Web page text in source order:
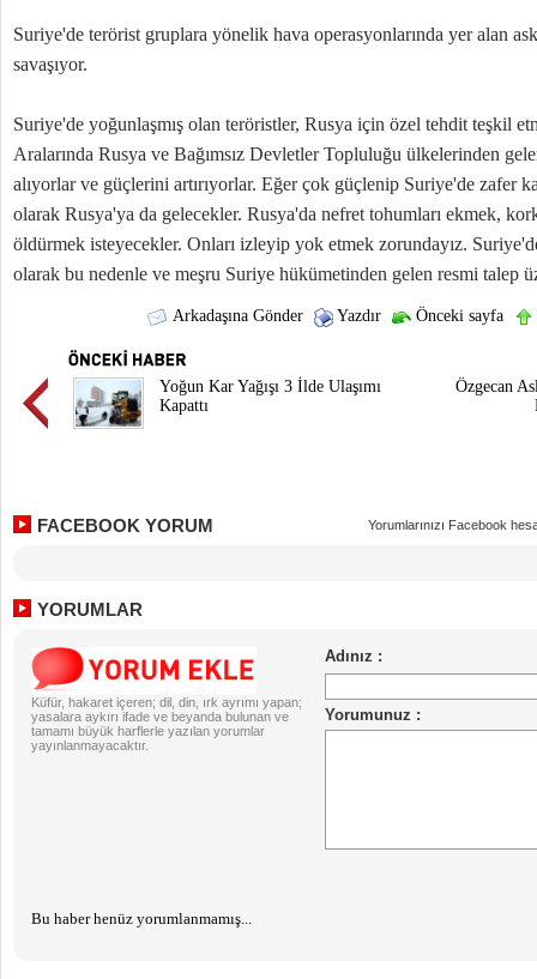
Suriye'de terörist gruplara yönelik hava operasyonlarında yer alan
savaşıyor.
Suriye'de yoğunlaşmış olan teröristler, Rusya için özel tehdit teşkil
Aralarında Rusya ve Bağımsız Devletler Topluluğu ülkelerinden
alıyorlar ve güçlerini artırıyorlar. Eğer çok güçlenip Suriye'de zafer
olarak Rusya'ya da gelecekler. Rusya'da nefret tohumları ekmek,
öldürmek isteyecekler. Onları izleyip yok etmek zorundayız.
olarak bu nedenle ve meşru Suriye hükümetinden gelen resmi talep
Arkadaşına Gönder Yazdır Önceki sayfa
Yoğun Kar Yağışı 3 İlde Ulaşımı
Kapattı
Özgecan
FACEBOOK YORUM Yorumlarınızı Facebook
YORUMLAR
Küfür, hakaret içeren; dil, din, ırk ayrımı yapan;
yasalara aykırı ifade ve beyanda bulunan ve
tamamı büyük harflerle yazılan yorumlar
yayınlanmayacaktır.
Bu haber henüz yorumlanmamış...